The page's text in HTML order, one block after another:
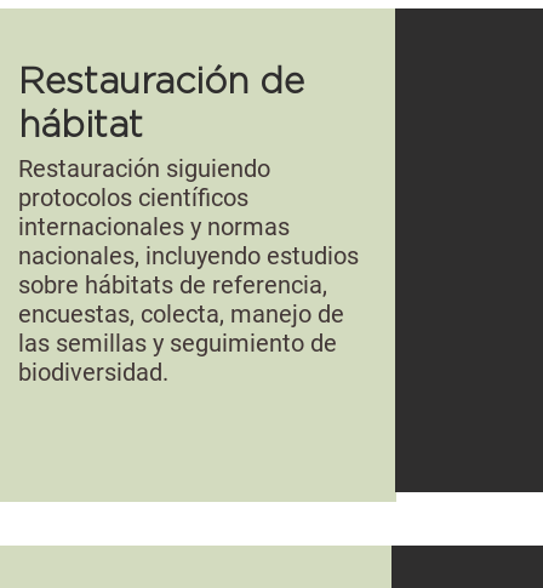
Restauración de
hábitat
Restauración siguiendo
protocolos científicos
internacionales y normas
nacionales, incluyendo estudios
sobre hábitats de referencia,
encuestas, colecta, manejo de
las semillas y seguimiento de
biodiversidad.